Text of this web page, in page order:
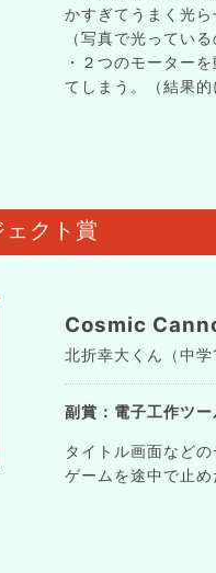
かすぎてうまく光
（写真で光ってい
・２つのモーター
てしまう。（結果
クト賞
Cosmic
北折幸大くん（中
副賞：電子工作ツ
タイトル画面など
ゲームを途中で止